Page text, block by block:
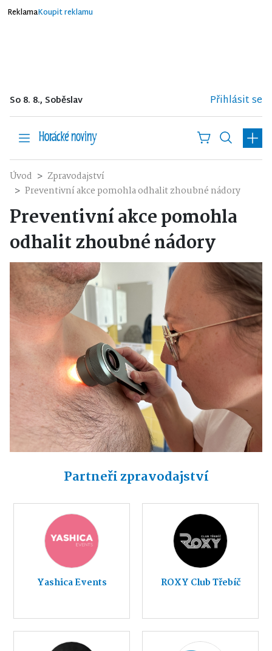
ReklamaKoupit reklamu
So 8. 8., Soběslav Přihlásit se
Úvod
Zpravodajství
Preventivní akce pomohla odhalit zhoubné nádory
Preventivní akce pomohla
odhalit zhoubné nádory
Partneři zpravodajství
Yashica Events ROXY Club Třebíč